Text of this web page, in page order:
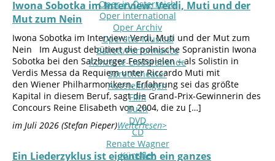
Oper in Österreich
Oper international
Oper Archiv
Operette-Musical
Ballett/Performance
Konzerte-Liederabende
Sprechtheater
Ausstellungen
Film
Buch
DVD
CD
Renate Wagner
Künstler
Iwona Sobotka im Interview: Verdi, Muti und der
Mut zum Nein
Iwona Sobotka im Interview: Verdi, Muti und der Mut zum
Nein Im August debütiert die polnische Sopranistin Iwona
Sobotka bei den Salzburger Festspielen – als Solistin in
Verdis Messa da Requiem unter Riccardo Muti mit
den Wiener Philharmonikern. Erfahrung sei das größte
Kapital in diesem Beruf, sagt die Grand-Prix-Gewinnerin des
Concours Reine Elisabeth von 2004, die zu […]
im Juli 2026 (Stefan Pieper)Weiterlesen>
Ein Liederzyklus ist eigentlich ein ganzes